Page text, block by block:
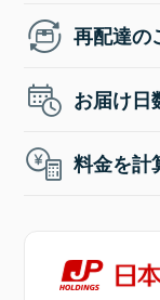
再配達の
お届け日
料金を計